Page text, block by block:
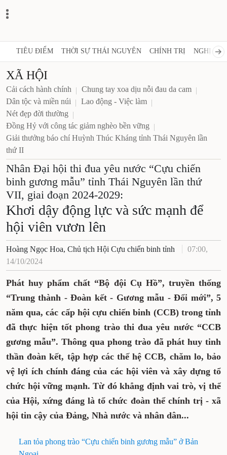
TIÊU ĐIỂM THỜI SỰ THÁI NGUYÊN CHÍNH TRỊ NGHỊ
XÃ HỘI
Cải cách hành chính
Chung tay xoa dịu nỗi đau da cam
Dân tộc và miền núi
Lao động - Việc làm
Nét đẹp đời thường
Đồng Hỷ với công tác giảm nghèo bền vững
Giải thưởng báo chí Huỳnh Thúc Kháng tỉnh Thái Nguyên lần
thứ II
Nhân Đại hội thi đua yêu nước “Cựu chiến
binh gương mẫu” tỉnh Thái Nguyên lần thứ
VII, giai đoạn 2024-2029:
Khơi dậy động lực và sức mạnh để
hội viên vươn lên
Hoàng Ngọc Hoa, Chủ tịch Hội Cựu chiến binh tỉnh
07:00,
14/10/2024
Phát huy phẩm chất “Bộ đội Cụ Hồ”, truyền thống
“Trung thành - Đoàn kết - Gương mẫu - Đổi mới”, 5
năm qua, các cấp hội cựu chiến binh (CCB) trong tỉnh
đã thực hiện tốt phong trào thi đua yêu nước “CCB
gương mẫu”. Thông qua phong trào đã phát huy tinh
thần đoàn kết, tập hợp các thế hệ CCB, chăm lo, bảo
vệ lợi ích chính đáng của các hội viên và xây dựng tổ
chức hội vững mạnh. Từ đó khẳng định vai trò, vị thế
của Hội, xứng đáng là tổ chức đoàn thể chính trị - xã
hội tin cậy của Đảng, Nhà nước và nhân dân...
Lan tỏa phong trào “Cựu chiến binh gương mẫu” ở Bản